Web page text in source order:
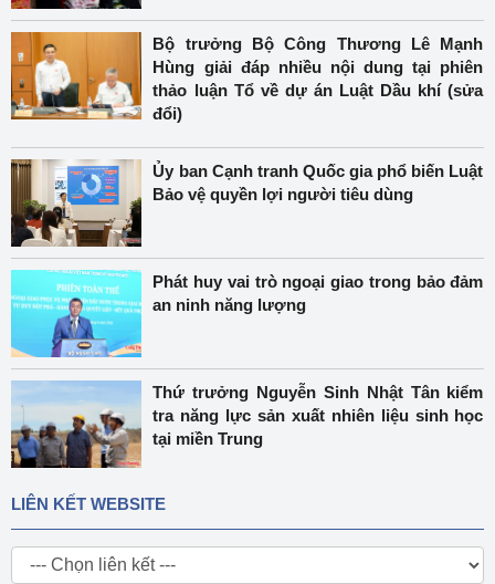
Bộ trưởng Bộ Công Thương Lê Mạnh
Hùng giải đáp nhiều nội dung tại phiên
thảo luận Tổ về dự án Luật Dầu khí (sửa
đổi)
Ủy ban Cạnh tranh Quốc gia phổ biến Luật
Bảo vệ quyền lợi người tiêu dùng
Phát huy vai trò ngoại giao trong bảo đảm
an ninh năng lượng
Thứ trưởng Nguyễn Sinh Nhật Tân kiểm
tra năng lực sản xuất nhiên liệu sinh học
tại miền Trung
LIÊN KẾT WEBSITE